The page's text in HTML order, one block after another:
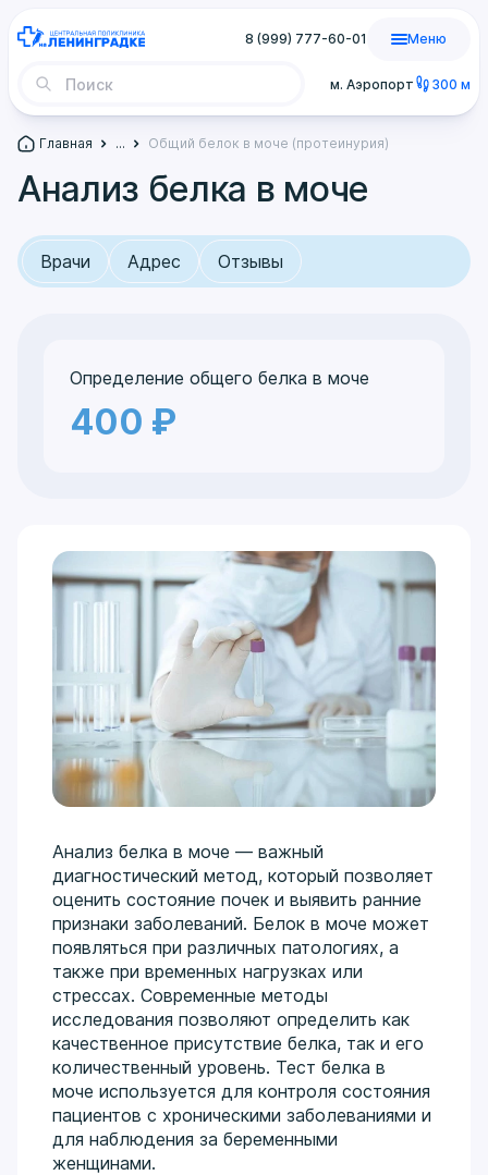
м. Аэропорт 300 м
8 (999) 777-60-01 Меню
Главная ... Общий белок в моче (протеинурия)
Анализ белка в моче
Врачи Адрес Отзывы
Определение общего белка в моче
400 ₽
Анализ белка в моче — важный
диагностический метод, который позволяет
оценить состояние почек и выявить ранние
признаки заболеваний. Белок в моче может
появляться при различных патологиях, а
также при временных нагрузках или
стрессах. Современные методы
исследования позволяют определить как
качественное присутствие белка, так и его
количественный уровень. Тест белка в
моче используется для контроля состояния
пациентов с хроническими заболеваниями и
для наблюдения за беременными
женщинами.